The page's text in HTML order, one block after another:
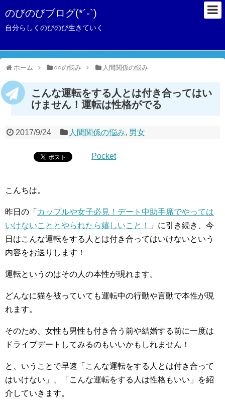
のびのびブログ(*´-`)
自分らしくのびのび生きていく
ホーム ○○の悩み 人間関係の悩み
こんな運転をする人とは付き合ってはい
けません！運転は性格がでる
2017/9/24 人間関係の悩み, 男女
Pocket
こんちは。
昨日の「 カップルや女子必見！デート中助手席でやっては
いけないこととやられたら嬉しいこと！
」に引き続き、今
日はこんな運転をする人とは付き合ってはいけないという
内容をお送りします！
運転というのはその人の本性が現れます。
どんなに猫を被っていても運転中の行動や言動で本性が現
れます。
そのため、女性も男性も付き合う前や結婚する前に一度は
ドライブデートしてみるのもいいかもしれません！
と、いうことで早速「こんな運転をする人とは付き合って
はいけない」、「こんな運転をする人は性格もいい」を紹
介していきます。